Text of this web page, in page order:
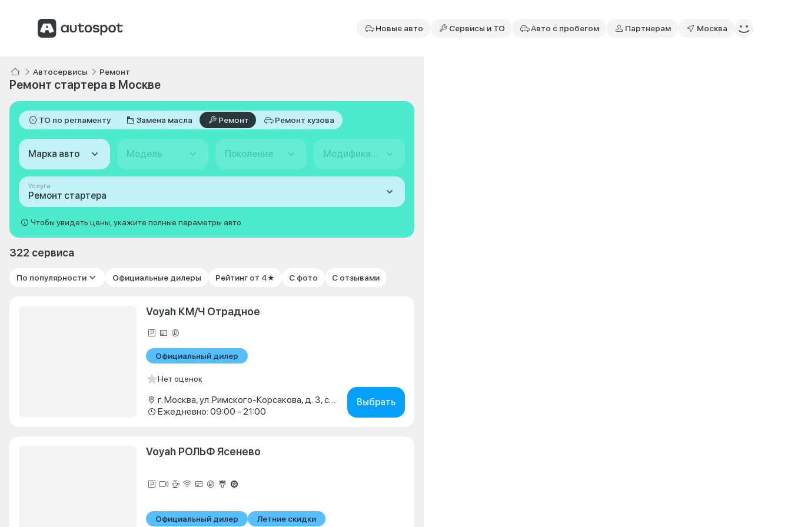
Новые авто Сервисы и ТО Авто с пробегом Партнерам Москва
Автосервисы Ремонт
Ремонт стартера в Москве
ТО по регламенту Замена масла Ремонт Ремонт кузова
Марка авто Модель Поколение Модификация
Услуга
Ремонт стартера
Чтобы увидеть цены, укажите полные параметры авто
322 сервиса
По популярности Официальные дилеры Рейтинг от 4★ С фото С отзывами
Voyah КМ/Ч Отрадное
Официальный дилер
Нет оценок
г. Москва, ул. Римского-Корсакова, д. 3, стр. 1
Ежедневно: 09:00 - 21:00
Выбрать
Voyah РОЛЬФ Ясенево
Официальный дилер Летние скидки